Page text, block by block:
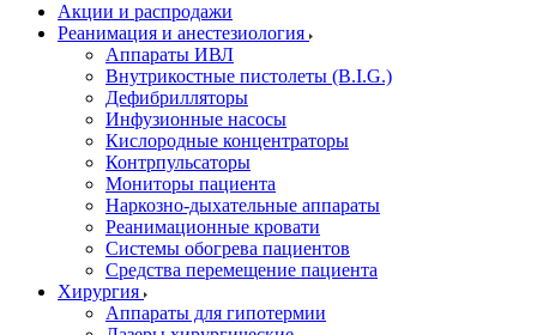
Акции и распродажи
Реанимация и анестезиология
Аппараты ИВЛ
Внутрикостные пистолеты (B.I.G.)
Дефибрилляторы
Инфузионные насосы
Кислородные концентраторы
Контрпульсаторы
Мониторы пациента
Наркозно-дыхательные аппараты
Реанимационные кровати
Системы обогрева пациентов
Средства перемещение пациента
Хирургия
Аппараты для гипотермии